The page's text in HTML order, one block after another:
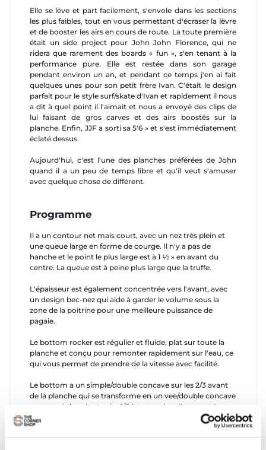
Elle se lève et part facilement, s'envole dans les sections
les plus faibles, tout en vous permettant d'écraser la lèvre
et de booster les airs en cours de route. La toute première
était un side project pour John John Florence, qui ne
ridera que rarement des boards « fun », s'en tenant à la
performance pure. Elle est restée dans son garage
pendant environ un an, et pendant ce temps j'en ai fait
quelques unes pour son petit frère Ivan. C'était le design
parfait pour le style surf/skate d'Ivan et rapidement il nous
a dit à quel point il l'aimait et nous a envoyé des clips de
lui faisant de gros carves et des airs boostés sur la
planche. Enfin, JJF a sorti sa 5'6 » et s'est immédiatement
éclaté dessus.
Aujourd'hui, c'est l'une des planches préférées de John
quand il a un peu de temps libre et qu'il veut s'amuser
avec quelque chose de différent.
Programme
Il a un contour net mais court, avec un nez très plein et
une queue large en forme de courge. Il n'y a pas de
hanche et le point le plus large est à 1 ½ » en avant du
centre. La queue est à peine plus large que la truffe.
L'épaisseur est également concentrée vers l'avant, avec
un design bec-nez qui aide à garder le volume sous la
zone de la poitrine pour une meilleure puissance de
pagaie.
Le bottom rocker est régulier et fluide, plat sur toute la
planche et conçu pour remonter rapidement sur l'eau, ce
qui vous permet de prendre de la vitesse avec facilité.
Le bottom a un simple/double concave sur les 2/3 avant
de la planche qui se transforme en un vee/double concave
prononcé dans le dernier 1/3 à travers les ailerons et à
l'extrémité du tail. Le simple/double concave donne à la
planche beaucoup de portance (pensez vitesse) tout en